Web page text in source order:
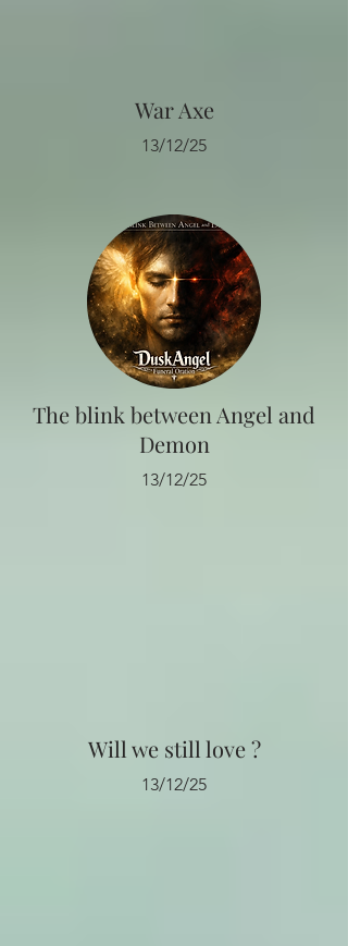
War Axe
13/12/25
The blink between Angel and
Demon
13/12/25
Will we still love ?
13/12/25